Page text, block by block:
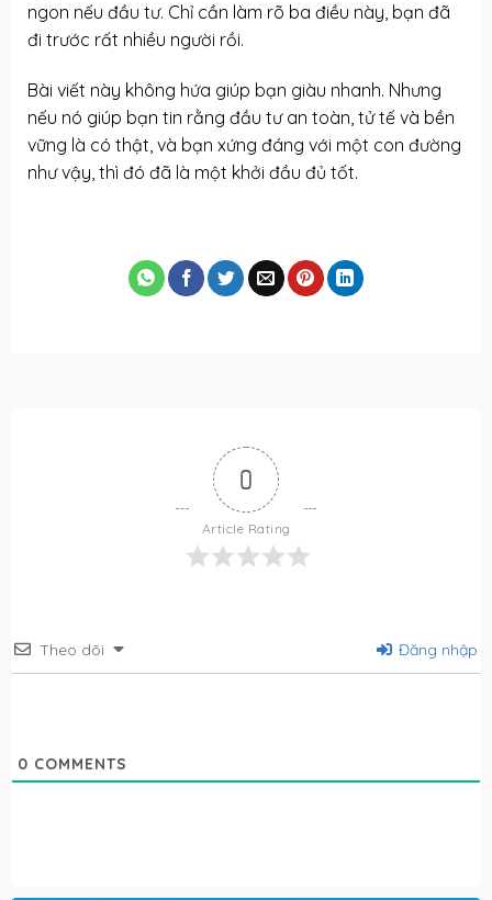
ngon nếu đầu tư. Chỉ cần làm rõ ba điều này, bạn đã
đi trước rất nhiều người rồi.
Bài viết này không hứa giúp bạn giàu nhanh. Nhưng
nếu nó giúp bạn tin rằng đầu tư an toàn, tử tế và bền
vững là có thật, và bạn xứng đáng với một con đường
như vậy, thì đó đã là một khởi đầu đủ tốt.
0
Article Rating
Theo dõi Đăng nhập
0 COMMENTS